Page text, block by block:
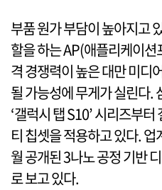
부품 원가 부담이 높아지고
할을 하는 AP(애플리케이
격 경쟁력이 높은 대만 미디
될 가능성에 무게가 실린다.
‘갤럭시 탭 S10’ 시리즈부
티 칩셋을 적용하고 있다.
월 공개된 3나노 공정 기반
로 보고 있다.